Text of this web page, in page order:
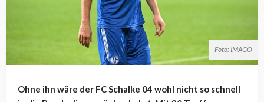
Foto: IMAGO
Ohne ihn wäre der FC Schalke 04 wohl nicht so schnell